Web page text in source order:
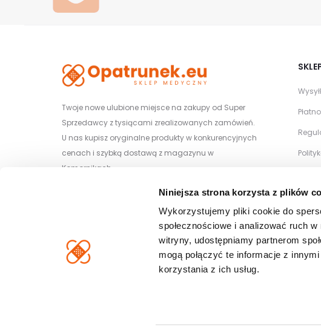
Niniejsza strona korzysta z plików
Wykorzystujemy pliki cookie do
społecznościowe i analizować ruch
witryny, udostępniamy partnerom
mogą połączyć te informacje z
korzystania z ich usług.
Twoje nowe ulubione miejsce na zakupy od Super
Sprzedawcy z tysiącami zrealizowanych zamówień.
U nas kupisz oryginalne produkty w konkurencyjnych
cenach i szybką dostawą z magazynu w
Komornikach.
Wiśniowa 29/1, 62-052 Komorniki